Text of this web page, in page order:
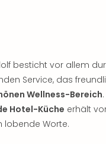
besticht vor allem
Service, das
Wellness-Bereich
Hotel-Küche erhält
lobende Worte.